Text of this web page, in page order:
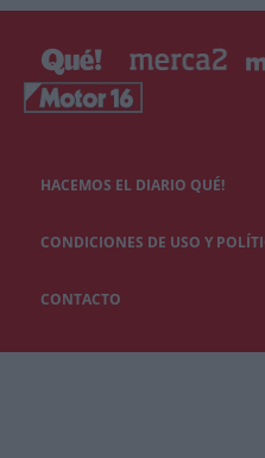
HACEMOS EL DIARIO QUÉ!
CONDICIONES DE USO Y
CONTACTO